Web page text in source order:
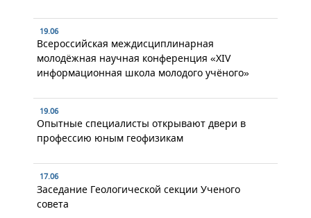
19.06
Всероссийская междисциплинарная
молодёжная научная конференция «XIV
информационная школа молодого учёного»
19.06
Опытные специалисты открывают двери в
профессию юным геофизикам
17.06
Заседание Геологической секции Ученого
совета